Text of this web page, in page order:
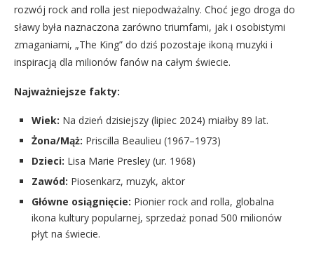
rozwój rock and rolla jest niepodważalny. Choć jego droga do
sławy była naznaczona zarówno triumfami, jak i osobistymi
zmaganiami, „The King” do dziś pozostaje ikoną muzyki i
inspiracją dla milionów fanów na całym świecie.
Najważniejsze fakty:
Wiek: Na dzień dzisiejszy (lipiec 2024) miałby 89 lat.
Żona/Mąż: Priscilla Beaulieu (1967–1973)
Dzieci: Lisa Marie Presley (ur. 1968)
Zawód: Piosenkarz, muzyk, aktor
Główne osiągnięcie: Pionier rock and rolla, globalna
ikona kultury popularnej, sprzedaż ponad 500 milionów
płyt na świecie.